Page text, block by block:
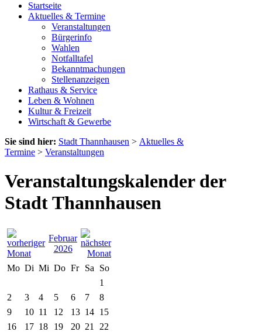
Startseite
Aktuelles & Termine
Veranstaltungen
Bürgerinfo
Wahlen
Notfalltafel
Bekanntmachungen
Stellenanzeigen
Rathaus & Service
Leben & Wohnen
Kultur & Freizeit
Wirtschaft & Gewerbe
Sie sind hier: Stadt Thannhausen > Aktuelles &
Termine > Veranstaltungen
Veranstaltungskalender der
Stadt Thannhausen
Februar
2026
Mo Di Mi Do Fr Sa
So
1
2
3 4 5 6 7
8
9
10 11 12 13 14 15
16
17 18 19 20 21
22